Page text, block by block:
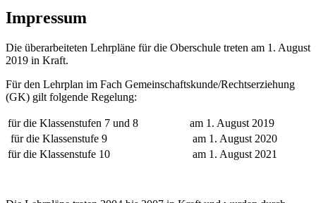
Impressum
Die überarbeiteten Lehrpläne für die Oberschule treten am 1. August
2019 in Kraft.
Für den Lehrplan im Fach Gemeinschaftskunde/Rechtserziehung
(GK) gilt folgende Regelung:
für die Klassenstufen 7 und 8
am 1. August 2019
für die Klassenstufe 9
am 1. August 2020
für die Klassenstufe 10
am 1. August 2021